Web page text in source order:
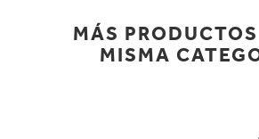
MÁS
MISMA